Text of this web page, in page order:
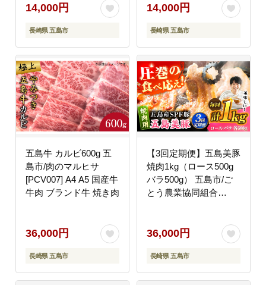
14,000円
長崎県 五島市
最速発送 最短発送
14,000円
長崎県 五島市
五島牛 カルビ600g 五
島市/肉のマルヒサ
[PCV007] A4 A5 国産牛
牛肉 ブランド牛 焼き肉
36,000円
長崎県 五島市
【3回定期便】五島美豚
焼肉1kg（ロース500g
バラ500g） 五島市/ご
とう農業協同組合
便 焼肉 定期便
36,000円
長崎県 五島市